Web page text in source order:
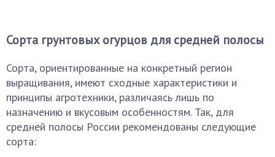
Сорта грунтовых огурцов для средней полосы
Сорта, ориентированные на конкретный регион
выращивания, имеют сходные характеристики и
принципы агротехники, различаясь лишь по
назначению и вкусовым особенностям. Так, для
средней полосы России рекомендованы следующие
сорта: